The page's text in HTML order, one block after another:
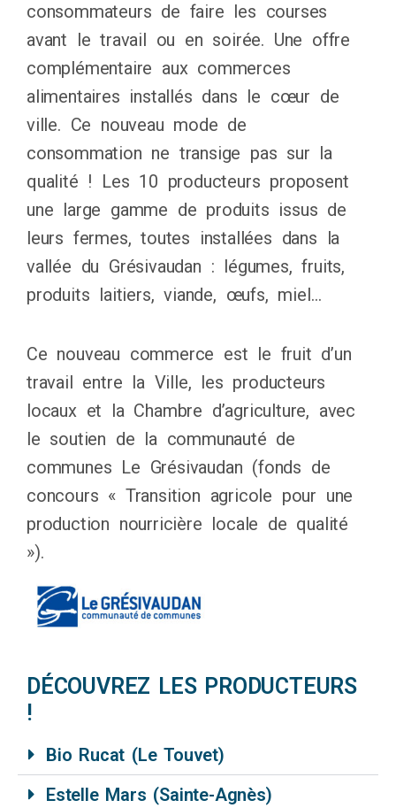
consommateurs de faire les courses
avant le travail ou en soirée. Une offre
complémentaire aux commerces
alimentaires installés dans le cœur de
ville. Ce nouveau mode de
consommation ne transige pas sur la
qualité ! Les 10 producteurs proposent
une large gamme de produits issus de
leurs fermes, toutes installées dans la
vallée du Grésivaudan : légumes, fruits,
produits laitiers, viande, œufs, miel…
Ce nouveau commerce est le fruit d’un
travail entre la Ville, les producteurs
locaux et la Chambre d’agriculture, avec
le soutien de la communauté de
communes Le Grésivaudan (fonds de
concours « Transition agricole pour une
production nourricière locale de qualité
»).
DÉCOUVREZ LES PRODUCTEURS
!
Bio Rucat (Le Touvet)
Estelle Mars (Sainte-Agnès)